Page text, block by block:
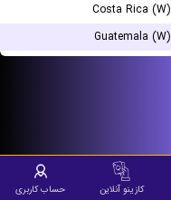
Costa Rica (W)
Guatemala (W)
کازینو آنلاین حساب کاربری